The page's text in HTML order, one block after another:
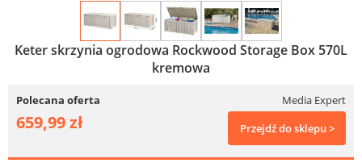
Keter skrzynia ogrodowa Rockwood Storage Box 570L
kremowa
Polecana oferta Media Expert
659,99 zł Przejdź do sklepu >